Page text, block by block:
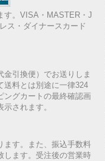
す。VISA・MASTER・J
ス・ダイナースカード
金引換便）でお送りしま
送料とは別途に一律324
グカートの最終確認画
されます。
ます。また、振込手数料
します。受注後の営業時